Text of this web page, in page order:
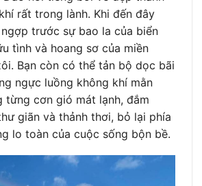
rất trong lành. Khi đến đây
trước sự bao la của biển
tình và hoang sơ của miền
Bạn còn có thể tản bộ dọc bãi
ngực luồng không khí mằn
từng cơn gió mát lạnh, đắm
giãn và thảnh thơi, bỏ lại phía
lo toàn của cuộc sống bộn bề.